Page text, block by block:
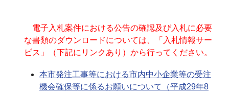
電子入札案件における公告の確認及び入札に必要
な書類のダウンロードについては、「入札情報サー
ビス」（下記にリンクあり）から行ってください。
本市発注工事等における市内中小企業等の受注
機会確保等に係るお願いについて（平成29年8